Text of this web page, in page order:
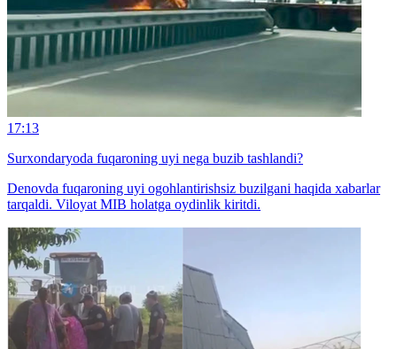
17:13
Surxondaryoda fuqaroning uyi nega buzib tashlandi?
Denovda fuqaroning uyi ogohlantirishsiz buzilgani haqida xabarlar
tarqaldi. Viloyat MIB holatga oydinlik kiritdi.